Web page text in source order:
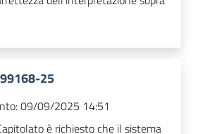
25
09/09/2025 14:51
è richiesto che il sistema